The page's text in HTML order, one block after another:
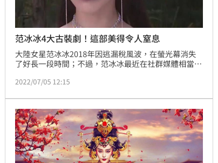
范冰冰4大古裝劇！這部美得令人窒息
大陸女星范冰冰2018年因逃漏稅風波，在螢光幕消失
了好長一段時間；不過，范冰冰最近在社群媒體相當活
娛樂圈一直有著非常高的人氣，她塑造了非常多的經典
常經典；但有網友翻出，武媚娘還不算最美，范冰冰演
的這部戲才是美得令人窒息。(記者唐家興)
2022/07/05 12:15